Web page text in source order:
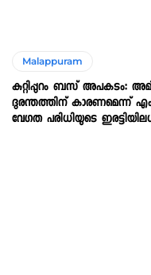
Malappuram
കുറ്റിപ്പുറം ബസ് അപകടം:
ദുരന്തത്തിന് കാരണമെന്ന്
വേഗത പരിധിയുടെ